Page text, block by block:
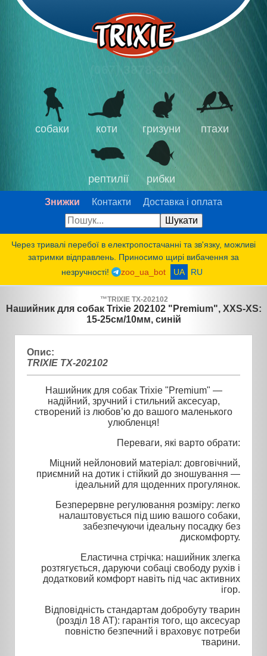
(067) 3878-300
собаки коти гризуни птахи
рептилії рибки
Знижки Контакти Доставка і оплата
Через тривалі перебої в електропостачанні та зв'язку, можливі
затримки відправлень. Приносимо щирі вибачення за
незручності!
zoo_ua_bot UA RU
™TRIXIETX-202102
Нашийник для собак Trixie 202102 "Premium", XXS-XS:
15-25см/10мм, синій
Опис:
TRIXIE TX-202102
Нашийник для собак Trixie "Premium" —
надійний, зручний і стильний аксесуар,
створений із любов’ю до вашого маленького
улюбленця!
Переваги, які варто обрати:
Міцний нейлоновий матеріал: довговічний,
приємний на дотик і стійкий до зношування —
ідеальний для щоденних прогулянок.
Безперервне регулювання розміру: легко
налаштовується під шию вашого собаки,
забезпечуючи ідеальну посадку без
дискомфорту.
Еластична стрічка: нашийник злегка
розтягується, даруючи собаці свободу рухів і
додатковий комфорт навіть під час активних
ігор.
Відповідність стандартам добробуту тварин
(розділ 18 AT): гарантія того, що аксесуар
повністю безпечний і враховує потреби
тварини.